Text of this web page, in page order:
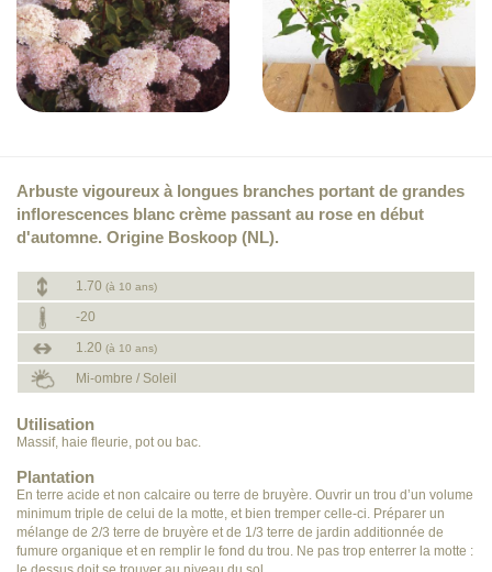
Arbuste vigoureux à longues branches portant de grandes
inflorescences blanc crème passant au rose en début
d'automne. Origine Boskoop (NL).
1.70 (à 10 ans)
-20
1.20 (à 10 ans)
Mi-ombre / Soleil
Utilisation
Massif, haie fleurie, pot ou bac.
Plantation
En terre acide et non calcaire ou terre de bruyère. Ouvrir un trou d’un volume
minimum triple de celui de la motte, et bien tremper celle-ci. Préparer un
mélange de 2/3 terre de bruyère et de 1/3 terre de jardin additionnée de
fumure organique et en remplir le fond du trou. Ne pas trop enterrer la motte :